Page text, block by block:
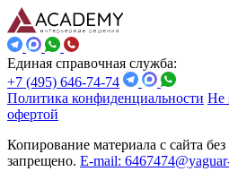
Единая справочная служба:
+7 (495) 646-74-74
Политика конфиденциальности Не
офертой
Копирование материала с сайта
запрещено. E-mail: